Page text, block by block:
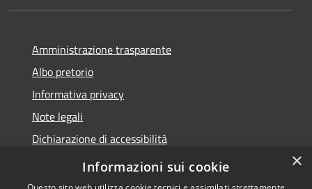
Amministrazione trasparente
Albo pretorio
Informativa privacy
Note legali
Dichiarazione di accessibilità
Piano di miglioramento del sito
×
Informazioni sui cookie